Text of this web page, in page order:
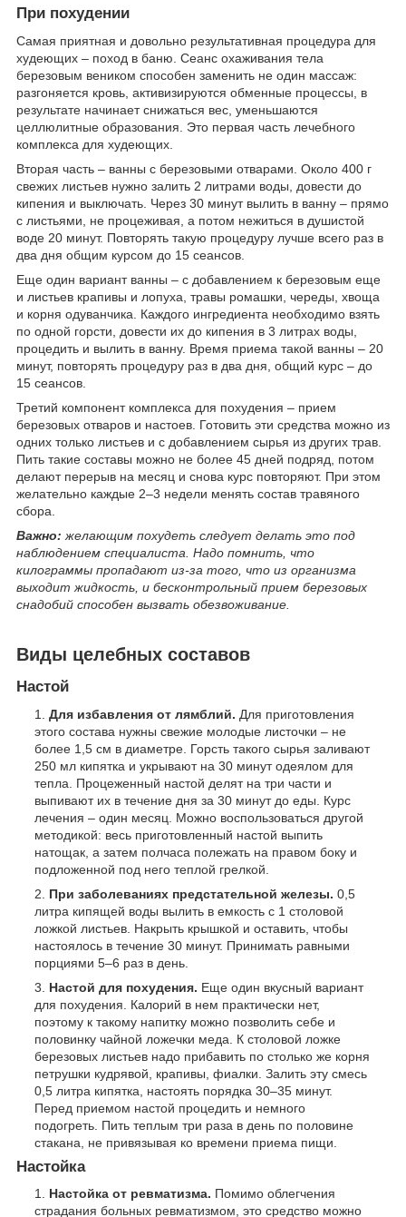
При похудении
Самая приятная и довольно результативная процедура для
худеющих – поход в баню. Сеанс охаживания тела
березовым веником способен заменить не один массаж:
разгоняется кровь, активизируются обменные процессы, в
результате начинает снижаться вес, уменьшаются
целлюлитные образования. Это первая часть лечебного
комплекса для худеющих.
Вторая часть – ванны с березовыми отварами. Около 400 г
свежих листьев нужно залить 2 литрами воды, довести до
кипения и выключать. Через 30 минут вылить в ванну – прямо
с листьями, не процеживая, а потом нежиться в душистой
воде 20 минут. Повторять такую процедуру лучше всего раз в
два дня общим курсом до 15 сеансов.
Еще один вариант ванны – с добавлением к березовым еще
и листьев крапивы и лопуха, травы ромашки, череды, хвоща
и корня одуванчика. Каждого ингредиента необходимо взять
по одной горсти, довести их до кипения в 3 литрах воды,
процедить и вылить в ванну. Время приема такой ванны – 20
минут, повторять процедуру раз в два дня, общий курс – до
15 сеансов.
Третий компонент комплекса для похудения – прием
березовых отваров и настоев. Готовить эти средства можно из
одних только листьев и с добавлением сырья из других трав.
Пить такие составы можно не более 45 дней подряд, потом
делают перерыв на месяц и снова курс повторяют. При этом
желательно каждые 2–3 недели менять состав травяного
сбора.
Важно: желающим похудеть следует делать это под
наблюдением специалиста. Надо помнить, что
килограммы пропадают из-за того, что из организма
выходит жидкость, и бесконтрольный прием березовых
снадобий способен вызвать обезвоживание.
Виды целебных составов
Настой
Для избавления от лямблий. Для приготовления
этого состава нужны свежие молодые листочки – не
более 1,5 см в диаметре. Горсть такого сырья заливают
250 мл кипятка и укрывают на 30 минут одеялом для
тепла. Процеженный настой делят на три части и
выпивают их в течение дня за 30 минут до еды. Курс
лечения – один месяц. Можно воспользоваться другой
методикой: весь приготовленный настой выпить
натощак, а затем полчаса полежать на правом боку и
подложенной под него теплой грелкой.
При заболеваниях предстательной железы. 0,5
литра кипящей воды вылить в емкость с 1 столовой
ложкой листьев. Накрыть крышкой и оставить, чтобы
настоялось в течение 30 минут. Принимать равными
порциями 5–6 раз в день.
Настой для похудения. Еще один вкусный вариант
для похудения. Калорий в нем практически нет,
поэтому к такому напитку можно позволить себе и
половинку чайной ложечки меда. К столовой ложке
березовых листьев надо прибавить по столько же корня
петрушки кудрявой, крапивы, фиалки. Залить эту смесь
0,5 литра кипятка, настоять порядка 30–35 минут.
Перед приемом настой процедить и немного
подогреть. Пить теплым три раза в день по половине
стакана, не привязывая ко времени приема пищи.
Настойка
Настойка от ревматизма. Помимо облегчения
страдания больных ревматизмом, это средство можно